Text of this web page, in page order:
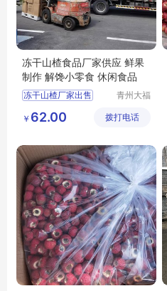
冻干山楂食品厂家供应 鲜果
制作 解馋小零食 休闲食品
冻干山楂厂家出售
冻干山楂生产
冻干山楂食品加工
青州大福
展有限公
￥ 62.00 拨打电话